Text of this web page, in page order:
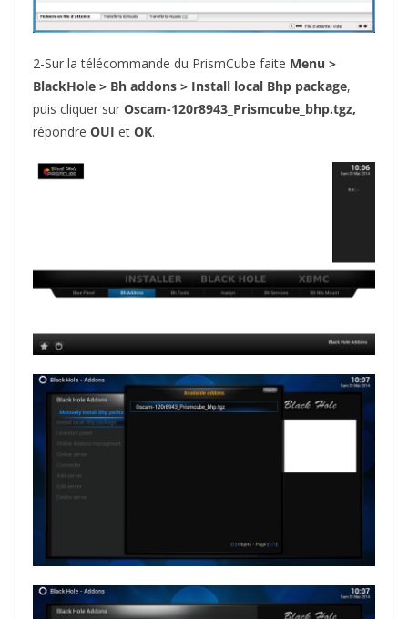
2-Sur la télécommande du PrismCube faite Menu >
BlackHole > Bh addons > Install local Bhp package,
puis cliquer sur Oscam-120r8943_Prismcube_bhp.tgz,
répondre OUI et OK.